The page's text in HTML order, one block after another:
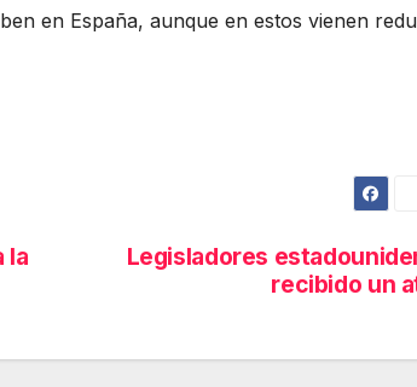
en España, aunque en estos vienen
Legisladores
recibido un
la